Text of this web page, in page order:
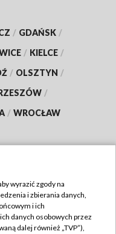
/ GDAŃSK /
/ KIELCE /
/ OLSZTYN /
/
/ WROCŁAW
wyrazić zgody na
i zbierania danych,
i ich
danych osobowych przez
dalej również „TVP”),